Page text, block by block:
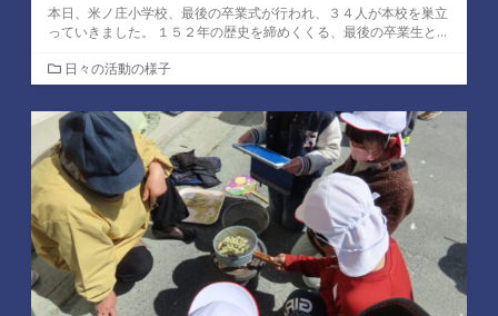
本日、米ノ庄小学校、最後の卒業式が行われ、３４人が本校を巣立
っていきました。 １５２年の歴史を締めくくる、最後の卒業生と...
カ
テ
ゴ
リ
ー
日々の活動の様子